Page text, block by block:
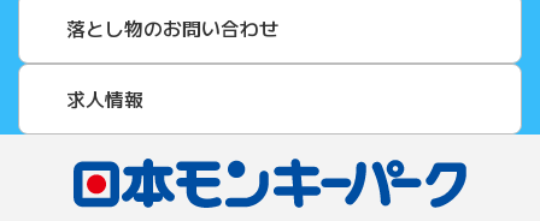
落とし物のお問い合わせ
求人情報